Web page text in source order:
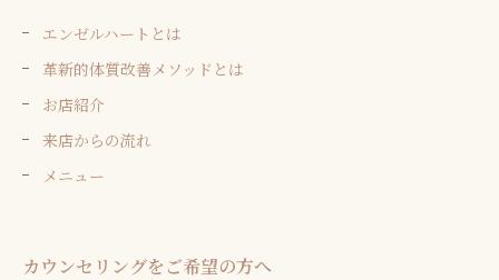
エンゼルハートとは
革新的体質改善メソッドとは
お店紹介
来店からの流れ
メニュー
カウンセリングをご希望の方へ